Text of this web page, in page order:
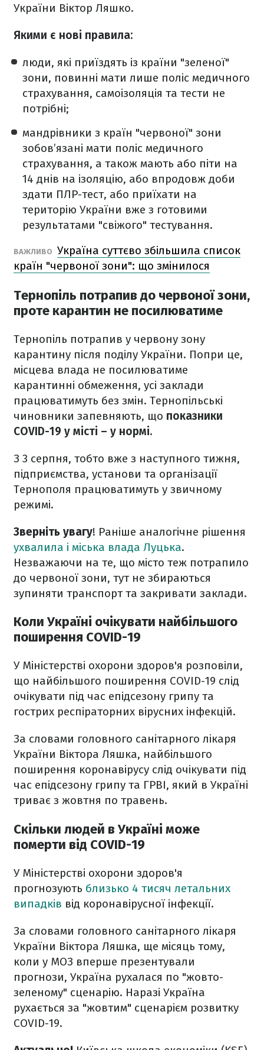
України Віктор Ляшко.
Якими є нові правила:
люди, які приїздять із країни "зеленої"
зони, повинні мати лише поліс медичного
страхування, самоізоляція та тести не
потрібні;
мандрівники з країн "червоної" зони
зобов’язані мати поліс медичного
страхування, а також мають або піти на
14 днів на ізоляцію, або впродовж доби
здати ПЛР-тест, або приїхати на
територію України вже з готовими
результатами "свіжого" тестування.
ВАЖЛИВО Україна суттєво збільшила список
країн "червоної зони": що змінилося
Тернопіль потрапив до червоної зони,
проте карантин не посилюватиме
Тернопіль потрапив у червону зону
карантину після поділу України. Попри це,
місцева влада не посилюватиме
карантинні обмеження, усі заклади
працюватимуть без змін. Тернопільські
чиновники запевняють, що показники
COVID-19 у місті – у нормі.
З 3 серпня, тобто вже з наступного тижня,
підприємства, установи та організації
Тернополя працюватимуть у звичному
режимі.
Зверніть увагу! Раніше аналогічне рішення
ухвалила і міська влада Луцька.
Незважаючи на те, що місто теж потрапило
до червоної зони, тут не збираються
зупиняти транспорт та закривати заклади.
Коли Україні очікувати найбільшого
поширення COVID-19
У Міністерстві охорони здоров'я розповіли,
що найбільшого поширення COVID-19 слід
очікувати під час епідсезону грипу та
гострих респіраторних вірусних інфекцій.
За словами головного санітарного лікаря
України Віктора Ляшка, найбільшого
поширення коронавірусу слід очікувати під
час епідсезону грипу та ГРВІ, який в Україні
триває з жовтня по травень.
Скільки людей в Україні може
померти від COVID-19
У Міністерстві охорони здоров'я
прогнозують близько 4 тисяч летальних
випадків від коронавірусної інфекції.
За словами головного санітарного лікаря
України Віктора Ляшка, ще місяць тому,
коли у МОЗ вперше презентували
прогнози, Україна рухалася по "жовто-
зеленому" сценарію. Наразі Україна
рухається за "жовтим" сценарієм розвитку
COVID-19.